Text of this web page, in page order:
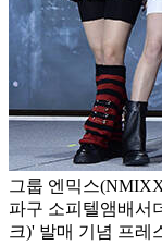
그룹 엔믹스
파구 소피텔앰배서
크)' 발매 기념 프레